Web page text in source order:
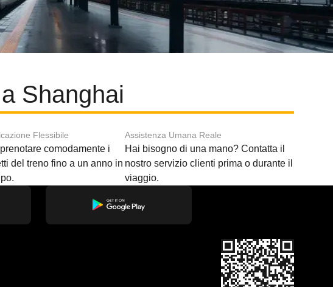
Shanghai
Flessibile
comodamente i
del treno fino a un anno in
Assistenza Umana Reale
Hai bisogno di una mano? Contatta il
nostro servizio clienti prima o durante il
viaggio.